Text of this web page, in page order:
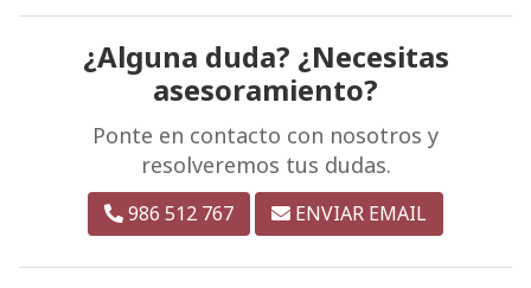
¿Alguna duda? ¿Necesitas
asesoramiento?
Ponte en contacto con nosotros y
resolveremos tus dudas.
986 512 767 ENVIAR EMAIL